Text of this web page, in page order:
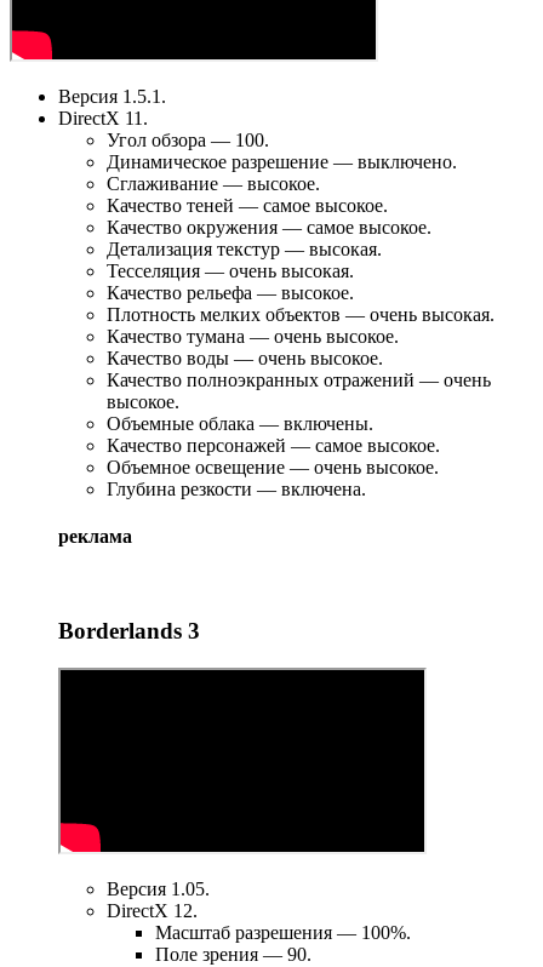
Версия 1.5.1.
DirectX 11.
Угол обзора — 100.
Динамическое разрешение — выключено.
Сглаживание — высокое.
Качество теней — самое высокое.
Качество окружения — самое высокое.
Детализация текстур — высокая.
Тесселяция — очень высокая.
Качество рельефа — высокое.
Плотность мелких объектов — очень высокая.
Качество тумана — очень высокое.
Качество воды — очень высокое.
Качество полноэкранных отражений — очень
высокое.
Объемные облака — включены.
Качество персонажей — самое высокое.
Объемное освещение — очень высокое.
Глубина резкости — включена.
реклама
Borderlands 3
Версия 1.05.
DirectX 12.
Масштаб разрешения — 100%.
Поле зрения — 90.